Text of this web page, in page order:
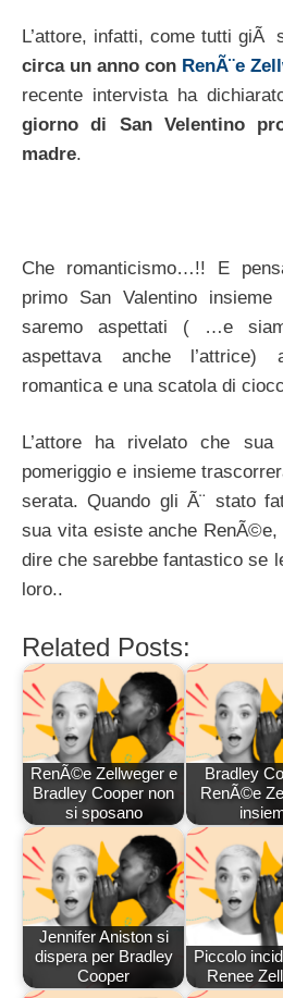
L’attore, infatti, come tutti giÃ
circa un anno con RenÃ¨e
recente intervista ha
giorno di San Velentino
madre.
Che romanticismo…!! E
primo San Valentino
saremo aspettati ( …e
aspettava anche l’attrice)
romantica e una scatola di
L’attore ha rivelato che
pomeriggio e insieme
serata. Quando gli Ã¨ stato
sua vita esiste anche RenÃ©e,
dire che sarebbe fantastico se
loro..
Related Posts:
RenÃ©e Zellweger e
Bradley Cooper non
si sposano
Bradley
RenÃ©e
Jennifer Aniston si
dispera per Bradley
Cooper
Piccolo
Renee